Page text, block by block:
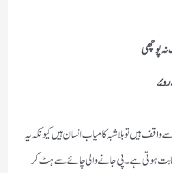
پوچھی
ے
ہیں تو بلا شبہ کامیاب انسان ہیں کیونکہ یہ
ہو تی ہے ۔ پی جانے والی چائے سے ہٹ کر